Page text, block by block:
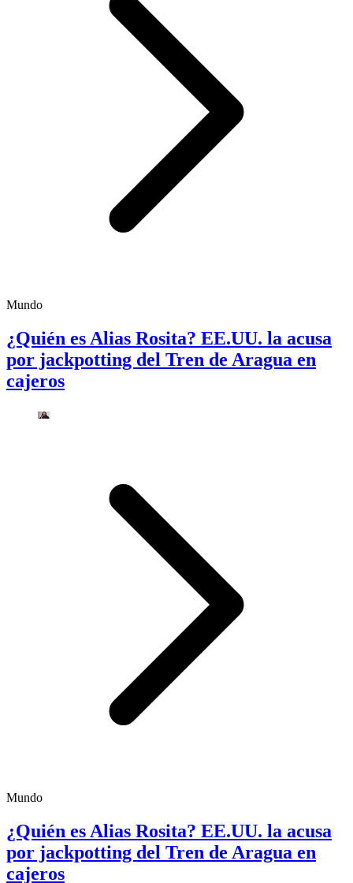
Mundo
¿Quién es Alias Rosita? EE.UU. la acusa
por jackpotting del Tren de Aragua en
cajeros
Mundo
¿Quién es Alias Rosita? EE.UU. la acusa
por jackpotting del Tren de Aragua en
cajeros